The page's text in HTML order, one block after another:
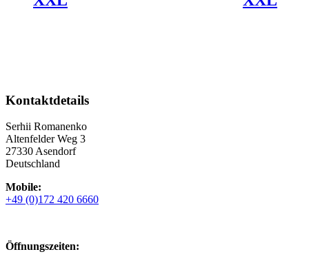
Kontaktdetails
Serhii Romanenko
Altenfelder Weg 3
27330 Asendorf
Deutschland
Mobile:
+49 (0)172 420 6660
Öffnungszeiten: